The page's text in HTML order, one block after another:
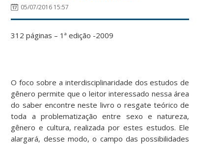
05/07/2016 15:57
312 páginas – 1ª edição -2009
O foco sobre a interdisciplinaridade dos estudos de
gênero permite que o leitor interessado nessa área
do saber encontre neste livro o resgate teórico de
toda a problematização entre sexo e natureza,
gênero e cultura, realizada por estes estudos. Ele
alargará, desse modo, o campo das possibilidades